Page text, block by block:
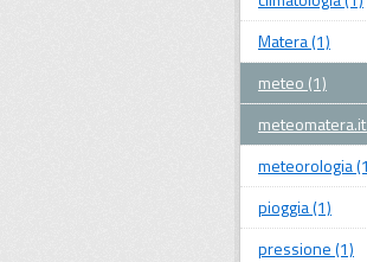
Matera (1)
meteo (1)
meteorologia
pioggia (1)
pressione (1)